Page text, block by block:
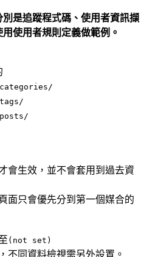
是追蹤程式碼、使用者資訊擷
使用者規則定義做範例。
會生效，並不會套用到過去資
面只會優先分到第一個媒合的
(not set)
不同資料檢視需另外設置。